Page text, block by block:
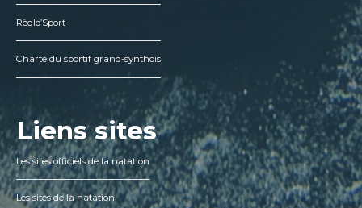
Règlo’Sport
Charte du sportif grand-synthois
Liens sites
Les sites officiels de la natation
Les sites de la natation